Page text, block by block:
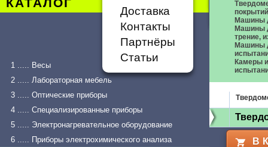
КАТАЛОГ
Доставка
Контакты
Партнёры
Статьи
1 ..... Весы
2 ..... Лабораторная мебель
3 ..... Оптические приборы
4 ..... Специализированные приборы
5 ..... Электронагревательное оборудование
6 ..... Приборы электрохимического анализа
покрытий
Машины
Машины
трение,
Машины
Камеры
В